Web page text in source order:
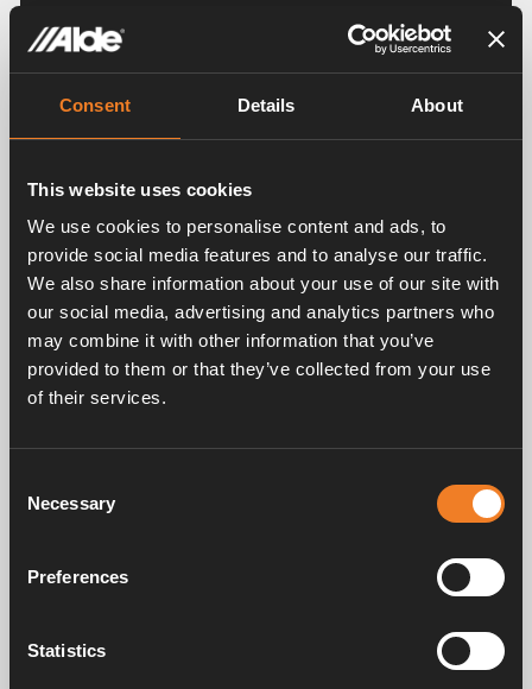
Consent Details About
This website uses cookies
We use cookies to personalise content and ads, to
provide social media features and to analyse our traffic.
We also share information about your use of our site with
our social media, advertising and analytics partners who
may combine it with other information that you’ve
provided to them or that they’ve collected from your use
of their services.
Selection
Necessary
Preferences
Statistics
OBS:Inkludera inte känsliga personuppgifter om
personer nämnda i din rapport ifall det inte är
nödvändigt för att kunna beskriva ditt ärende.
bokföringskontroll eller annan ekonomisk
brottslighet.
Förekommande av stöld, korruption,
skadegörelse, bedrägeri, förskingring eller
dataintrång.
Allvarliga miljöbrott eller stora brister i
säkerheten på arbetsplatsen.
diskriminering eller trakasserier.
enskildas liv eller hälsa.
Vad händer när en rapport skickats